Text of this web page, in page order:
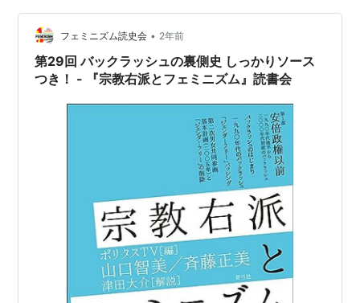
フェミニズム読史会 • 2年前
第29回 バックラッシュの裏側史 しっかりソース
つき！ - 『宗教右派とフェミニズム』読書会